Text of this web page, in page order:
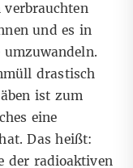
und es in
umzuwandeln.
drastisch
ist zum
eine
Das heißt:
der radioaktiven